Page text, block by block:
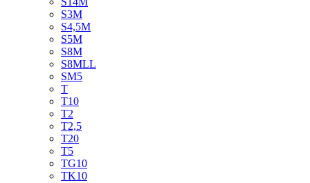
S3M
S4,5M
S5M
S8M
S8MLL
SM5
T
T10
T2
T2,5
T20
T5
TG10
TK10